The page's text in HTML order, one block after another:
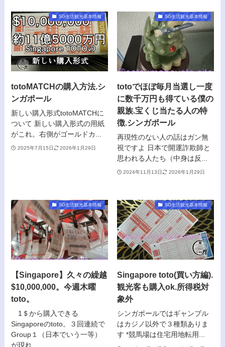
SG生活観光基本情報
totoMATCHの購入方法.シ
ンガポール
新しい購入形式totoMATCHに
ついて 新しい購入形式の用紙
がこれ。右側がゴールドカ...
2025年7月15日 2026年1月29日
SG生活観光基本情報
totoでほぼ毎月当選し一度
に数千万円も得ている僕の
親族.宝くじ当たる人の特
徴.シンガポール
再現性のない人の話はガン無
視ですよ 日本で開運詐欺師と
思われる人たち（中身は反...
2024年11月13日 2026年1月29日
SG生活観光基本情報
【Singapore】久々の繰越
$10,000,000。今週木曜
toto。
1＄から購入できる
Singaporeのtoto。３回連続で
Group１（日本でいう一等）
が現れ...
SG生活観光基本情報
Singapore toto(買い方編).
観光客も購入ok.所得税対
象外
シンガポールではギャンブル
はカジノ以外で３種類ありま
す *競馬場は住宅用地転用...